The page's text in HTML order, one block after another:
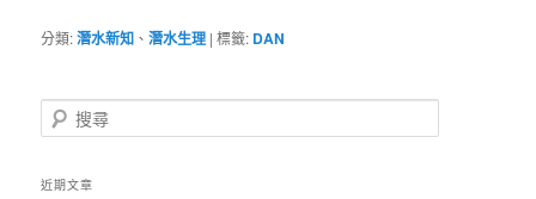
分類:潛水新知 、潛水生理 |標籤: DAN
搜
尋
近期文章